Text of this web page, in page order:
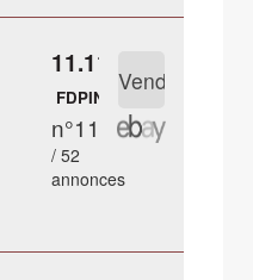
11.11 €
FDPIN
n°11
/ 52
annonces